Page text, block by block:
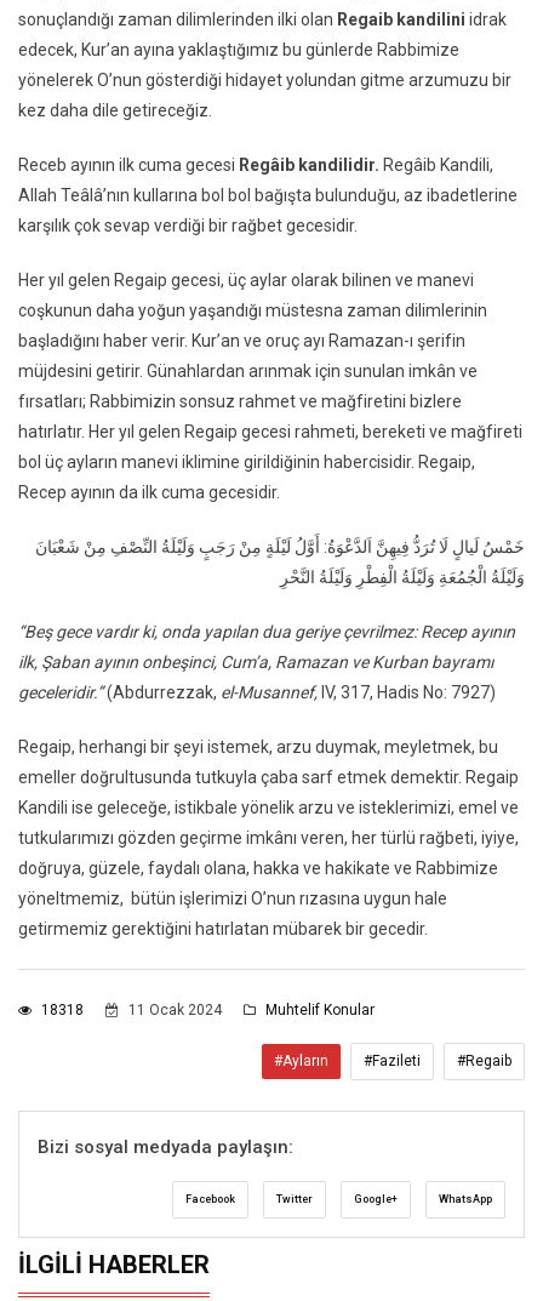
sonuçlandığı zaman dilimlerinden ilki olan Regaib kandilini idrak
edecek, Kur’an ayına yaklaştığımız bu günlerde Rabbimize
yönelerek O’nun gösterdiği hidayet yolundan gitme arzumuzu bir
kez daha dile getireceğiz.
Receb ayının ilk cuma gecesi Regâib kandilidir. Regâib Kandili,
Allah Teâlâ’nın kullarına bol bol bağışta bulunduğu, az ibadetlerine
karşılık çok sevap verdiği bir rağbet gecesidir.
Her yıl gelen Regaip gecesi, üç aylar olarak bilinen ve manevi
coşkunun daha yoğun yaşandığı müstesna zaman dilimlerinin
başladığını haber verir. Kur’an ve oruç ayı Ramazan-ı şerifin
müjdesini getirir. Günahlardan arınmak için sunulan imkân ve
fırsatları; Rabbimizin sonsuz rahmet ve mağfiretini bizlere
hatırlatır. Her yıl gelen Regaip gecesi rahmeti, bereketi ve mağfireti
bol üç ayların manevi iklimine girildiğinin habercisidir. Regaip,
Recep ayının da ilk cuma gecesidir.
خَمْسُ لَيالٍ لَا تُرَدُّ فِيهِنَّ اَلدَّعْوَةُ: أَوَّلُ لَيْلَةٍ مِنْ رَجَبٍ وَلَيْلَةُ النِّصْفِ مِنْ شَعْبَانَ
وَلَيْلَةُ الْجُمُعَةِ وَلَيْلَةُ الْفِطْرِ وَلَيْلَةُ النَّحْرِ
“Beş gece vardır ki, onda yapılan dua geriye çevrilmez: Recep ayının
ilk, Şaban ayının onbeşinci, Cum’a, Ramazan ve Kurban bayramı
geceleridir.”(Abdurrezzak, el-Musannef, IV, 317, Hadis No: 7927)
Regaip, herhangi bir şeyi istemek, arzu duymak, meyletmek, bu
emeller doğrultusunda tutkuyla çaba sarf etmek demektir. Regaip
Kandili ise geleceğe, istikbale yönelik arzu ve isteklerimizi, emel ve
tutkularımızı gözden geçirme imkânı veren, her türlü rağbeti, iyiye,
doğruya, güzele, faydalı olana, hakka ve hakikate ve Rabbimize
yöneltmemiz, bütün işlerimizi O’nun rızasına uygun hale
getirmemiz gerektiğini hatırlatan mübarek bir gecedir.
18318 11 Ocak 2024 Muhtelif Konular
#Ayların #Fazileti #Regaib
Bizi sosyal medyada paylaşın:
Facebook Twitter Google+ WhatsApp
İLGILI HABERLER